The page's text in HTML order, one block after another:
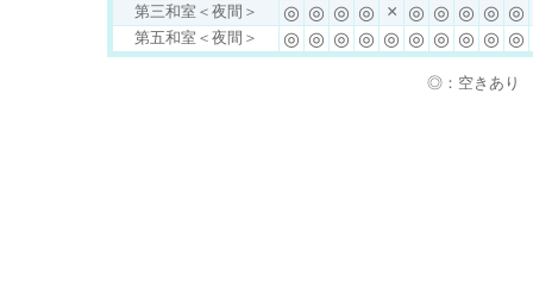
第三和室＜夜間＞ ◎ ◎ ◎ ◎ × ◎ ◎ ◎ ◎ ◎
第五和室＜夜間＞ ◎ ◎ ◎ ◎ ◎ ◎ ◎ ◎ ◎ ◎
◎：空きあ